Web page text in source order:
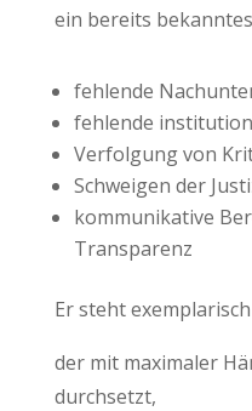
ein bereits
fehlende
fehlende
Verfolgung von
Schweigen der
kommunikative
Transparenz
Er steht
der mit maximaler
durchsetzt,